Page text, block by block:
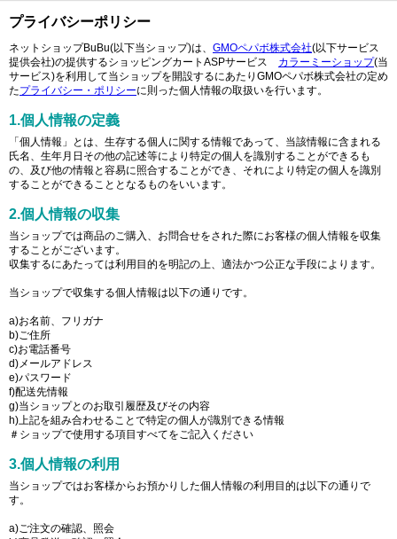
プライバシーポリシー
ネットショップBuBu(以下当ショップ)は、 GMOペパボ株式会社(以下サービス
提供会社)の提供するショッピングカートASPサービス カラーミーショップ(当
サービス)を利用して当ショップを開設するにあたりGMOペパボ株式会社の定め
たプライバシー・ポリシーに則った個人情報の取扱いを行います。
1.個人情報の定義
「個人情報」とは、生存する個人に関する情報であって、当該情報に含まれる
氏名、生年月日その他の記述等により特定の個人を識別することができるも
の、及び他の情報と容易に照合することができ、それにより特定の個人を識別
することができることとなるものをいいます。
2.個人情報の収集
当ショップでは商品のご購入、お問合せをされた際にお客様の個人情報を収集
することがございます。
収集するにあたっては利用目的を明記の上、適法かつ公正な手段によります。
当ショップで収集する個人情報は以下の通りです。
a)お名前、フリガナ
b)ご住所
c)お電話番号
d)メールアドレス
e)パスワード
f)配送先情報
g)当ショップとのお取引履歴及びその内容
h)上記を組み合わせることで特定の個人が識別できる情報
＃ショップで使用する項目すべてをご記入ください
3.個人情報の利用
当ショップではお客様からお預かりした個人情報の利用目的は以下の通りで
す。
a)ご注文の確認、照会